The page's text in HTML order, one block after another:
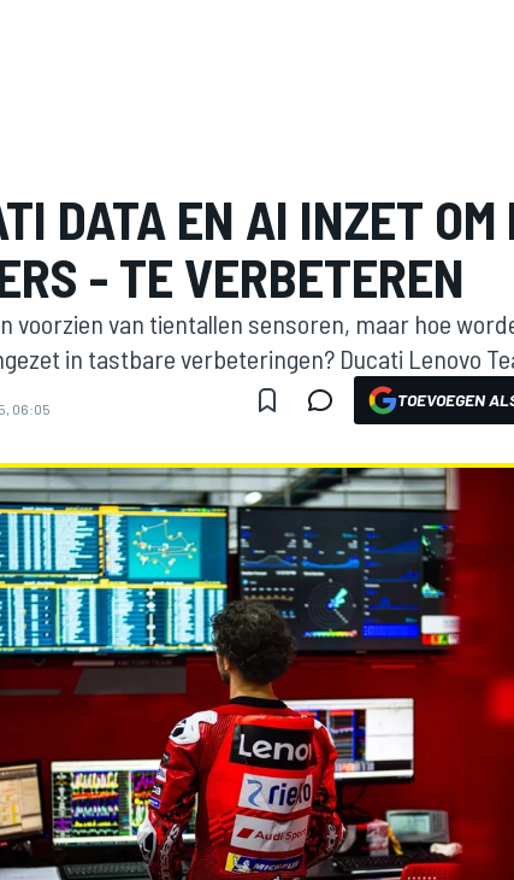
DATA EN AI INZET OM
- TE VERBETEREN
voorzien van tientallen sensoren, maar hoe
in tastbare verbeteringen? Ducati Lenovo
06:05 TOEVOEGEN